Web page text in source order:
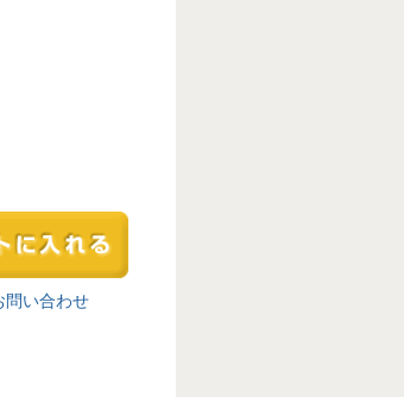
問い合わせ